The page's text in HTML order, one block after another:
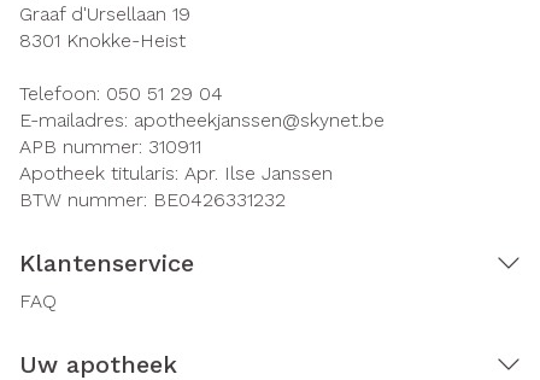
Graaf d'Ursellaan 19
8301 Knokke-Heist
Telefoon: 050 51 29 04
E-mailadres: apotheekjanssen@skynet.be
APB nummer: 310911
Apotheek titularis: Apr. Ilse Janssen
BTW nummer: BE0426331232
Klantenservice
FAQ
Uw apotheek